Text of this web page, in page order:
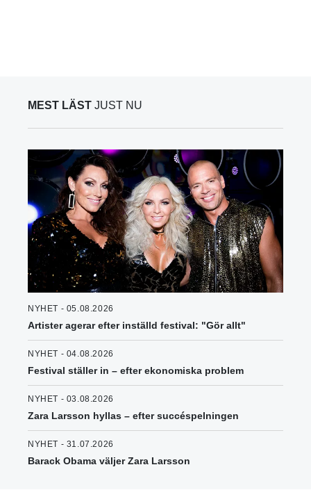
MEST LÄST JUST NU
NYHET - 05.08.2026
Artister agerar efter inställd festival: "Gör allt"
NYHET - 04.08.2026
Festival ställer in – efter ekonomiska problem
NYHET - 03.08.2026
Zara Larsson hyllas – efter succéspelningen
NYHET - 31.07.2026
Barack Obama väljer Zara Larsson